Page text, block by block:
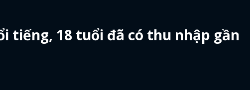
tiếng, 18 tuổi đã có thu nhập gần